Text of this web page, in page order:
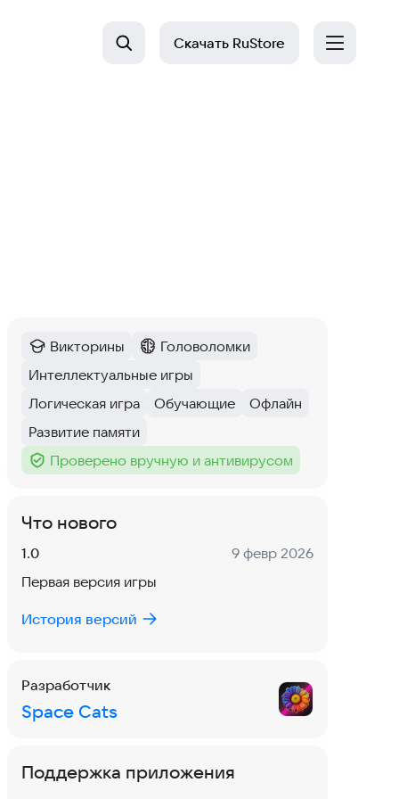
Скачать RuStore
Категория:
Викторины
Категория:
Головоломки
Тег :
Интеллектуальные игры
Тег:
Логическая игра
Тег:
Обучающие
Тег:
Офлайн
Тег:
Развитие памяти
Тег :
Проверено вручную и антивирусом
Что нового
Версия:
1.0 Дата:
9 февр 2026
Первая версия игры
История версий
Разработчик
Space Cats
Поддержка приложения